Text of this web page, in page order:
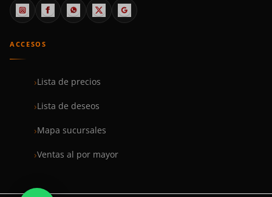
ACCESOS
Lista de precios
Lista de deseos
Mapa sucursales
Ventas al por mayor